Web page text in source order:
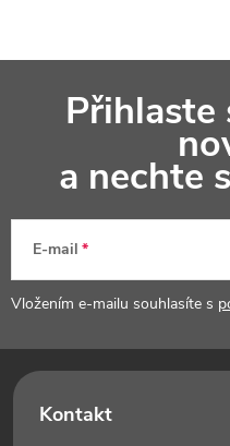
a
Přihlaste
a nechte
E-mail
Vložením e-mailu souhlasíte s